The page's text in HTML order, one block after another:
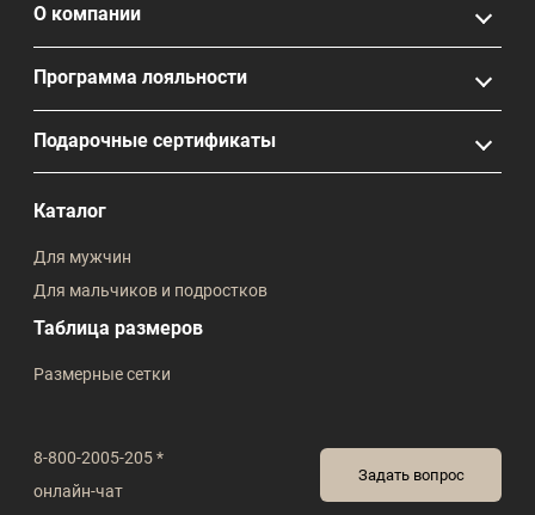
8-800-2005-205 *
онлайн-чат
Задать вопрос
О компании
Программа лояльности
Подарочные сертификаты
Каталог
Для мужчин
Для мальчиков и подростков
Таблица размеров
Размерные сетки